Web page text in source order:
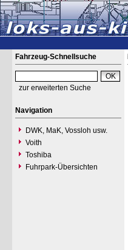
Fahrzeug-Schnellsuche
zur erweiterten Suche
Navigation
DWK, MaK, Vossloh usw.
Voith
Toshiba
Fuhrpark-Übersichten